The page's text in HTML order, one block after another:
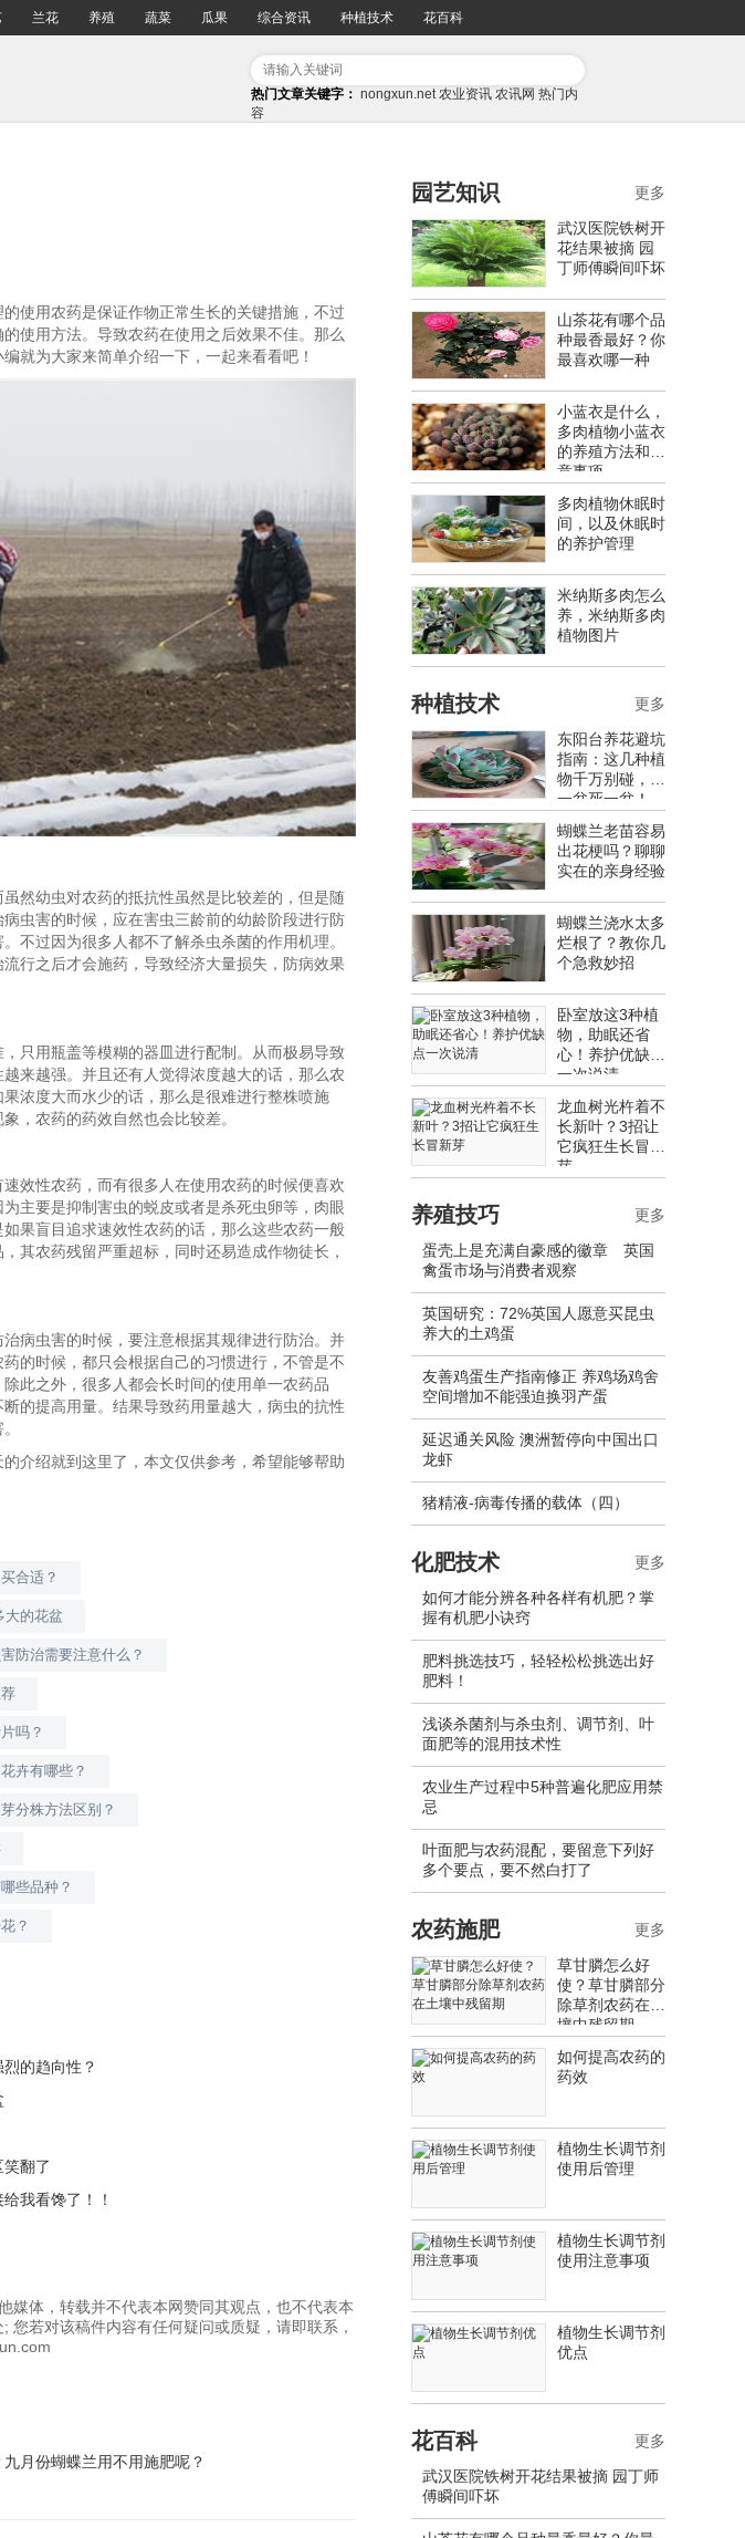
兰花 养殖 蔬菜 瓜果 综合资讯 种植技术 花百科
热门文章关键字： nongxun.net 农业资讯 农讯网 热门内
容
使用农药是保证作物正常生长的关键措施，不过
使用方法。导致农药在使用之后效果不佳。那么
就为大家来简单介绍一下，一起来看看吧！
然幼虫对农药的抵抗性虽然是比较差的，但是随
虫害的时候，应在害虫三龄前的幼龄阶段进行防
不过因为很多人都不了解杀虫杀菌的作用机理。
行之后才会施药，导致经济大量损失，防病效果
只用瓶盖等模糊的器皿进行配制。从而极易导致
来越强。并且还有人觉得浓度越大的话，那么农
浓度大而水少的话，那么是很难进行整株喷施
，农药的药效自然也会比较差。
效性农药，而有很多人在使用农药的时候便喜欢
主要是抑制害虫的蜕皮或者是杀死虫卵等，肉眼
果盲目追求速效性农药的话，那么这些农药一般
其农药残留严重超标，同时还易造成作物徒长，
病虫害的时候，要注意根据其规律进行防治。并
的时候，都只会根据自己的习惯进行，不管是不
此之外，很多人都会长时间的使用单一农药品
的提高用量。结果导致药用量越大，病虫的抗性
介绍就到这里了，本文仅供参考，希望能够帮助
合适？
大的花盆
防治需要注意什么？
吗？
卉有哪些？
分株方法区别？
些品种？
？
的趋向性？
翻了
我看馋了！！
媒体，转载并不代表本网赞同其观点，也不代表本
若对该稿件内容有任何疑问或质疑，请即联系，
月份蝴蝶兰用不用施肥呢？
园艺知识
武汉医院铁树开
花结果被摘 园
丁师傅瞬间吓坏
山茶花有哪个品
种最香最好？你
最喜欢哪一种
小蓝衣是什么，
多肉植物小蓝衣
的养殖方法和注
意事项
多肉植物休眠时
间，以及休眠时
的养护管理
米纳斯多肉怎么
养，米纳斯多肉
植物图片
更多
种植技术
东阳台养花避坑
指南：这几种植
物千万别碰，养
一盆死一盆！
蝴蝶兰老苗容易
出花梗吗？聊聊
实在的亲身经验
蝴蝶兰浇水太多
烂根了？教你几
个急救妙招
卧室放这3种植
物，助眠还省
心！养护优缺点
一次说清
龙血树光杵着不
长新叶？3招让
它疯狂生长冒新
芽
更多
养殖技巧
蛋壳上是充满自豪感的徽章 英国
禽蛋市场与消费者观察
英国研究：72%英国人愿意买昆虫
养大的土鸡蛋
友善鸡蛋生产指南修正 养鸡场鸡舍
空间增加不能强迫换羽产蛋
延迟通关风险 澳洲暂停向中国出口
龙虾
猪精液-病毒传播的载体（四）
更多
化肥技术
如何才能分辨各种各样有机肥？掌
握有机肥小诀窍
肥料挑选技巧，轻轻松松挑选出好
肥料！
浅谈杀菌剂与杀虫剂、调节剂、叶
面肥等的混用技术性
农业生产过程中5种普遍化肥应用禁
忌
叶面肥与农药混配，要留意下列好
多个要点，要不然白打了
更多
农药施肥
草甘膦怎么好
使？草甘膦部分
除草剂农药在土
壤中残留期
如何提高农药的
药效
植物生长调节剂
使用后管理
植物生长调节剂
使用注意事项
植物生长调节剂
优点
更多
花百科
武汉医院铁树开花结果被摘 园丁师
傅瞬间吓坏
更多